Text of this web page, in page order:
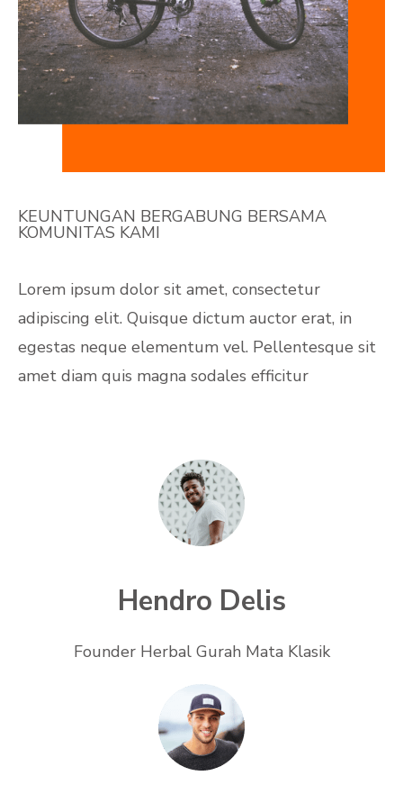
KEUNTUNGAN BERGABUNG BERSAMA
KOMUNITAS KAMI
Lorem ipsum dolor sit amet, consectetur
adipiscing elit. Quisque dictum auctor erat, in
egestas neque elementum vel. Pellentesque sit
amet diam quis magna sodales efficitur
Hendro Delis
Founder Herbal Gurah Mata Klasik